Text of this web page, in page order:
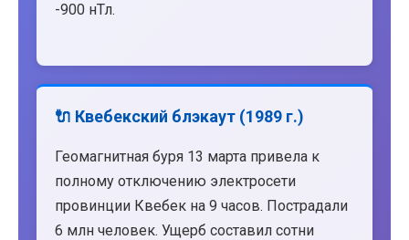
-900 нТл.
🔌 Квебекский блэкаут (1989 г.)
Геомагнитная буря 13 марта привела к
полному отключению электросети
провинции Квебек на 9 часов. Пострадали
6 млн человек. Ущерб составил сотни